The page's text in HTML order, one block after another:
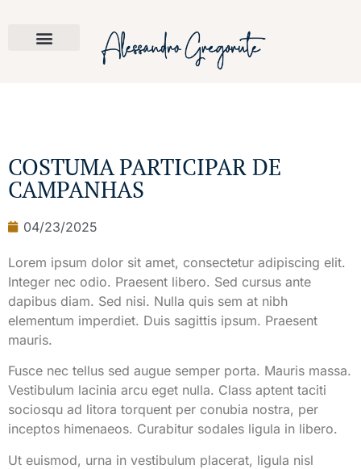
COSTUMA PARTICIPAR DE
CAMPANHAS
04/23/2025
Lorem ipsum dolor sit amet, consectetur adipiscing elit.
Integer nec odio. Praesent libero. Sed cursus ante
dapibus diam. Sed nisi. Nulla quis sem at nibh
elementum imperdiet. Duis sagittis ipsum. Praesent
mauris.
Fusce nec tellus sed augue semper porta. Mauris massa.
Vestibulum lacinia arcu eget nulla. Class aptent taciti
sociosqu ad litora torquent per conubia nostra, per
inceptos himenaeos. Curabitur sodales ligula in libero.
Ut euismod, urna in vestibulum placerat, ligula nisl